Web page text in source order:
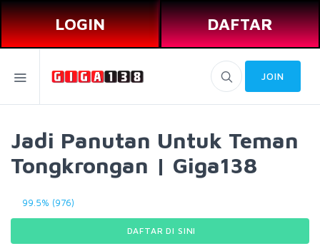
LOGIN DAFTAR
JOIN
Jadi Panutan Untuk Teman
Tongkrongan | Giga138
99.5% (976)
DAFTAR DI SINI